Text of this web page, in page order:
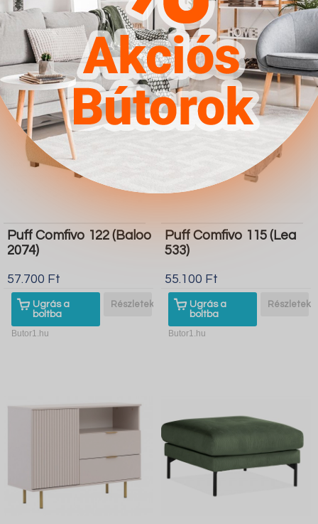
Butor1.hu
Butor1.hu
Puff Comfivo 122 (Baloo
2074)
57.700 Ft
Ugrás a
boltba
Részletek
Butor1.hu
Puff Comfivo 115 (Lea
533)
55.100 Ft
Ugrás a
boltba
Részletek
Butor1.hu